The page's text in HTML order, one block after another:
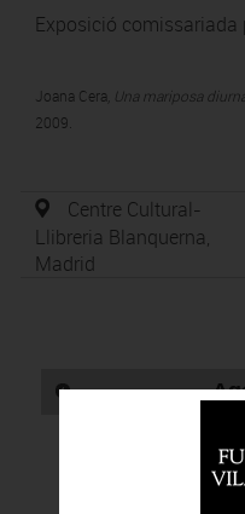
Exposició comissariada
Joana Cera, Una mariposa
2009.
Centre Cultural-
Llibreria Blanquerna,
Madrid